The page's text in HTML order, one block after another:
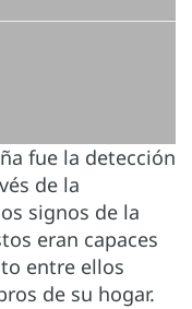
fue la detección
de la
signos de la
eran capaces
entre ellos
de su hogar.